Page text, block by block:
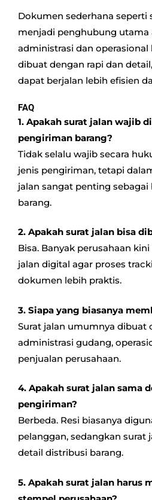
Dokumen sederhana seperti
menjadi penghubung utama
administrasi dan operasional
dibuat dengan rapi dan
dapat berjalan lebih efisien
FAQ
1. Apakah surat jalan wajib
pengiriman barang?
Tidak selalu wajib secara
jenis pengiriman, tetapi
jalan sangat penting
barang.
2. Apakah surat jalan bisa
Bisa. Banyak perusahaan
jalan digital agar proses
dokumen lebih praktis.
3. Siapa yang biasanya
Surat jalan umumnya dibuat
administrasi gudang,
penjualan perusahaan.
4. Apakah surat jalan sama
pengiriman?
Berbeda. Resi biasanya
pelanggan, sedangkan surat
detail distribusi barang.
5. Apakah surat jalan harus